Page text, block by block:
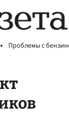
Проблемы с